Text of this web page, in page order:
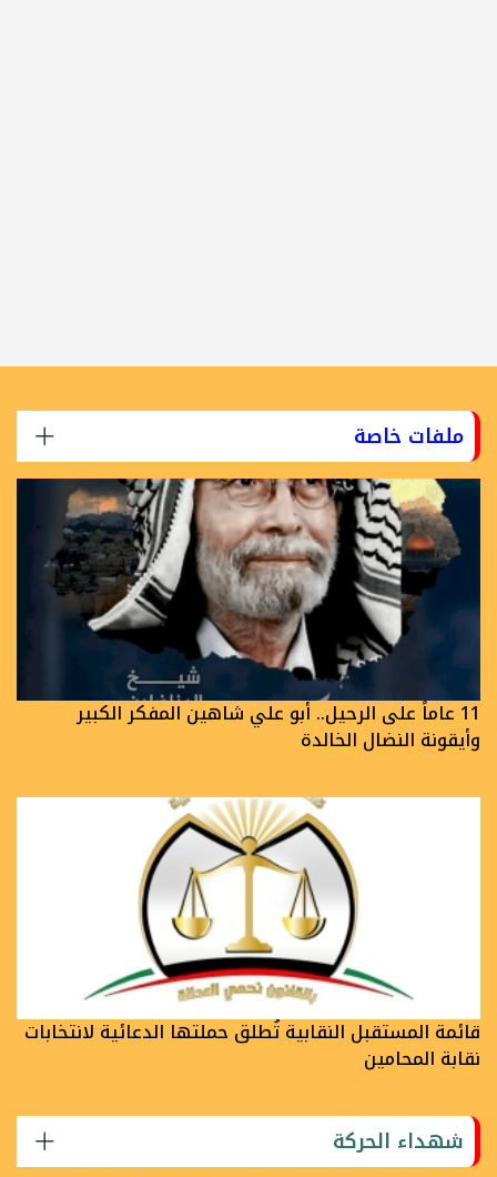
ملفات خاصة
11 عاماً على الرحيل.. أبو علي شاهين المفكر الكبير
وأيقونة النضال الخالدة
قائمة المستقبل النقابية تُطلق حملتها الدعائية لانتخابات
نقابة المحامين
شهداء الحركة